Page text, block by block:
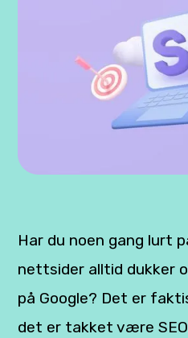
Har du noen gang lurt
nettsider alltid dukker
på Google? Det er
det er takket være